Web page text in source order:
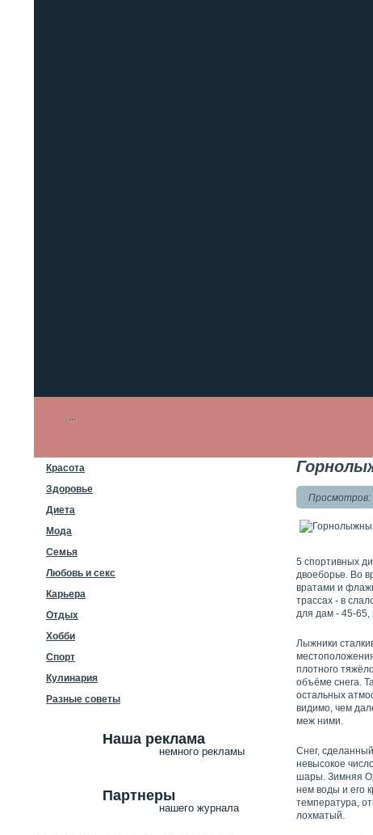
Просмотров:
5 спортивных
двоеборье. Во
вратами и
трассах - в
для дам - 45-65,
Лыжники
плотного
объёме снега.
остальных
видимо, чем
меж ними.
Снег,
невысокое
шары. Зимняя
нем воды и его
температура,
лохматый.
Красота
Здоровье
Диета
Мода
Семья
Любовь и секс
Карьера
Отдых
Хобби
Спорт
Кулинария
Разные советы
Наша реклама
немного рекламы
Партнеры
нашего журнала